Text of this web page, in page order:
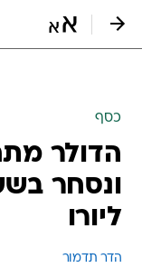
כסף
ליורו
הדר תדמור